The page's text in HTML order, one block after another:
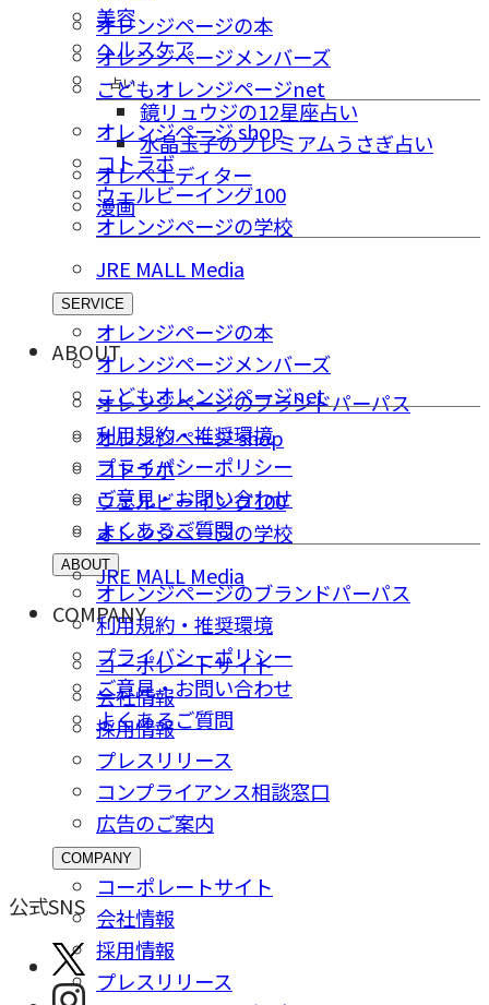
美容
ヘルスケア
占い
鏡リュウジの12星座占い
水晶玉子のプレミアムうさぎ占い
オレペエディター
漫画
オレンジページの本
オレンジページメンバーズ
こどもオレンジページnet
オレンジページ shop
コトラボ
ウェルビーイング100
オレンジページの学校
JRE MALL Media
SERVICE
オレンジページの本
オレンジページメンバーズ
こどもオレンジページnet
オレンジページ shop
コトラボ
ウェルビーイング100
オレンジページの学校
JRE MALL Media
ABOUT
オレンジページのブランドパーパス
利用規約・推奨環境
プライバシーポリシー
ご意⾒・お問い合わせ
よくあるご質問
ABOUT
オレンジページのブランドパーパス
利用規約・推奨環境
プライバシーポリシー
ご意⾒・お問い合わせ
よくあるご質問
COMPANY
コーポレートサイト
会社情報
採⽤情報
プレスリリース
コンプライアンス相談窓⼝
広告のご案内
COMPANY
コーポレートサイト
会社情報
採⽤情報
プレスリリース
公式SNS